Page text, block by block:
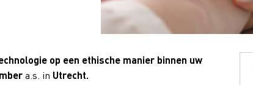
op een ethische manier binnen uw
a.s. in Utrecht.